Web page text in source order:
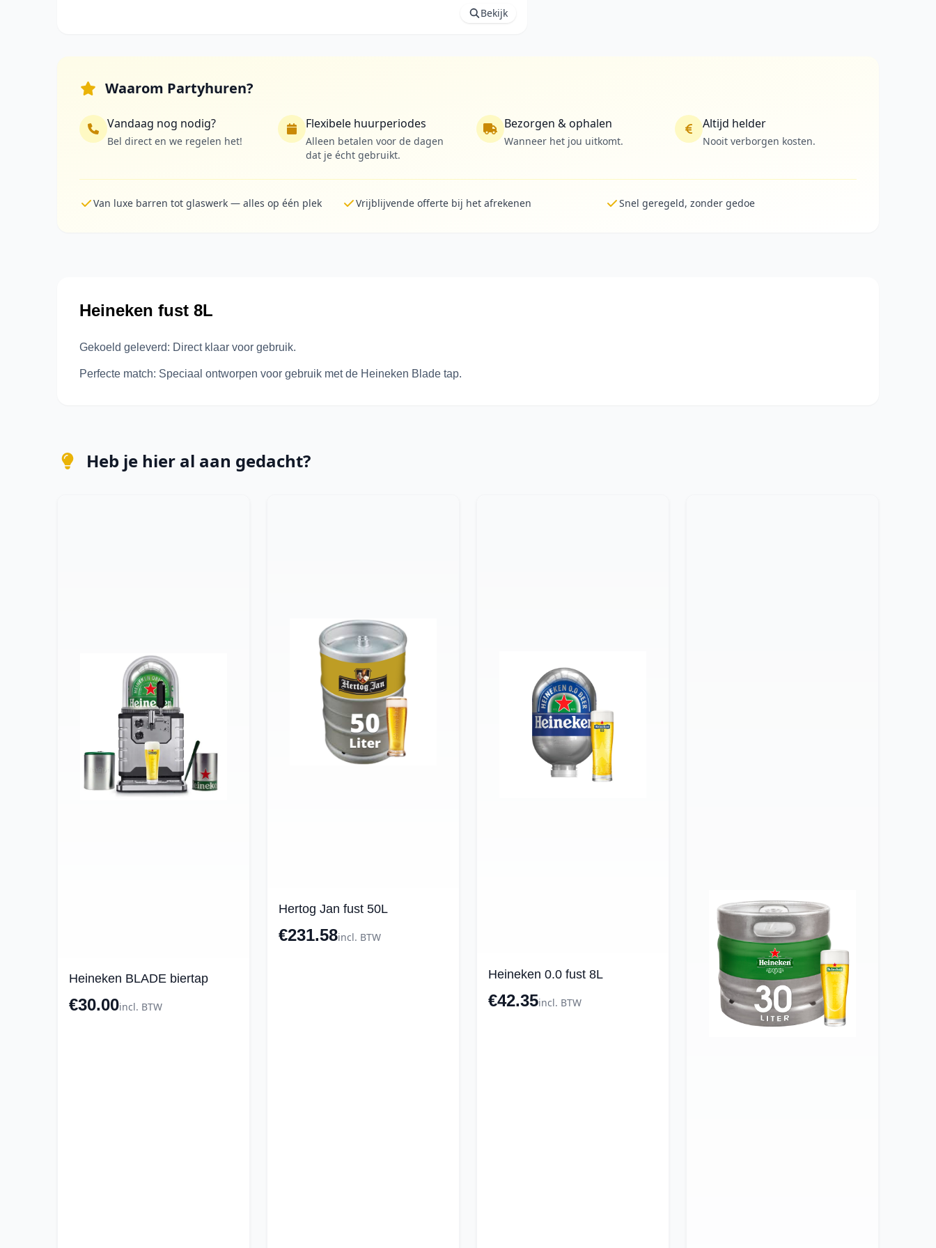
Bekijk
Waarom Partyhuren?
Vandaag nog nodig?
Bel direct en we regelen het!
Flexibele huurperiodes
Alleen betalen voor de dagen
dat je écht gebruikt.
Bezorgen & ophalen
Wanneer het jou uitkomt.
Altijd helder
Nooit verborgen kosten.
Van luxe barren tot glaswerk — alles op één plek Vrijblijvende offerte bij het afrekenen Snel geregeld, zonder gedoe
Heineken fust 8L
Gekoeld geleverd: Direct klaar voor gebruik.
Perfecte match: Speciaal ontworpen voor gebruik met de Heineken Blade tap.
Heb je hier al aan gedacht?
Heineken BLADE biertap
€30.00incl. BTW
Hertog Jan fust 50L
€231.58incl. BTW
Heineken 0.0 fust 8L
€42.35incl. BTW